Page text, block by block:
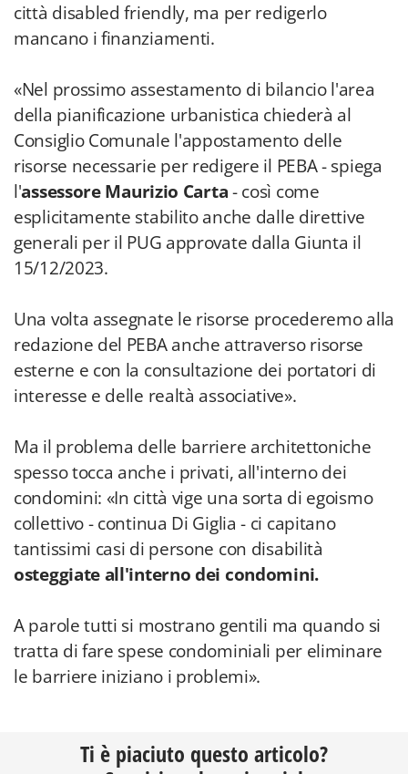
città disabled friendly, ma per redigerlo
mancano i finanziamenti.
«Nel prossimo assestamento di bilancio l'area
della pianificazione urbanistica chiederà al
Consiglio Comunale l'appostamento delle
risorse necessarie per redigere il PEBA - spiega
l'assessore Maurizio Carta- così come
esplicitamente stabilito anche dalle direttive
generali per il PUG approvate dalla Giunta il
15/12/2023.
Una volta assegnate le risorse procederemo alla
redazione del PEBA anche attraverso risorse
esterne e con la consultazione dei portatori di
interesse e delle realtà associative».
Ma il problema delle barriere architettoniche
spesso tocca anche i privati, all'interno dei
condomini: «In città vige una sorta di egoismo
collettivo - continua Di Giglia - ci capitano
tantissimi casi di persone con disabilità
osteggiate all'interno dei condomini.
A parole tutti si mostrano gentili ma quando si
tratta di fare spese condominiali per eliminare
le barriere iniziano i problemi».
Ti è piaciuto questo articolo?